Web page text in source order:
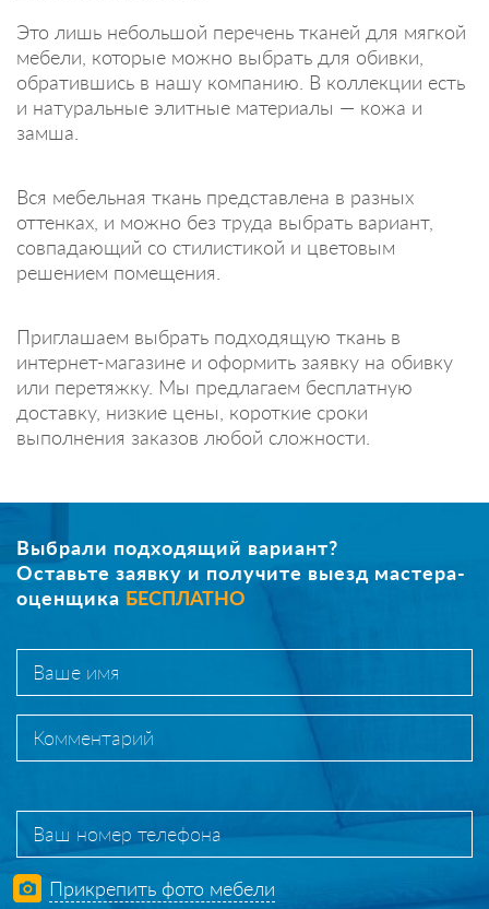
Это лишь небольшой перечень тканей для мягкой
мебели, которые можно выбрать для обивки,
обратившись в нашу компанию. В коллекции есть
и натуральные элитные материалы — кожа и
замша.
Вся мебельная ткань представлена в разных
оттенках, и можно без труда выбрать вариант,
совпадающий со стилистикой и цветовым
решением помещения.
Приглашаем выбрать подходящую ткань в
интернет-магазине и оформить заявку на обивку
или перетяжку. Мы предлагаем бесплатную
доставку, низкие цены, короткие сроки
выполнения заказов любой сложности.
Выбрали подходящий вариант?
Оставьте заявку и получите выезд мастера-
оценщика БЕСПЛАТНО
Прикрепить фото мебели